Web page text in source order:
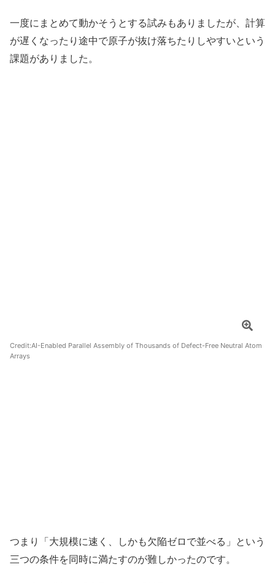
一度にまとめて動かそうとする試みもありましたが、計算
が遅くなったり途中で原子が抜け落ちたりしやすいという
課題がありました。
Credit:AI-Enabled Parallel Assembly of Thousands of Defect-Free Neutral Atom
Arrays
つまり「大規模に速く、しかも欠陥ゼロで並べる」という
三つの条件を同時に満たすのが難しかったのです。